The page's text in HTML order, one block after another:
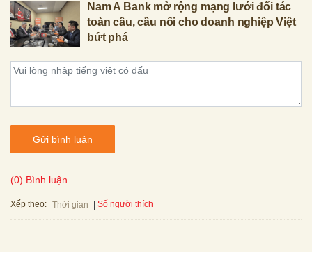
Nam A Bank mở rộng mạng lưới đối tác
toàn cầu, cầu nối cho doanh nghiệp Việt
bứt phá
Gửi bình luận
(0) Bình luận
Xếp theo: Thời gian Số người thích